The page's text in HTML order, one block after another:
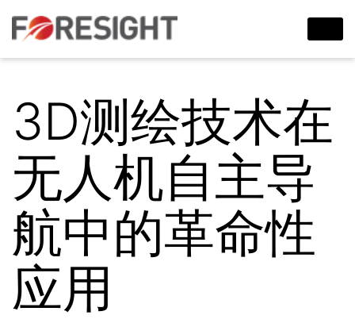
3D测绘技术在
无人机自主导
航中的革命性
应用